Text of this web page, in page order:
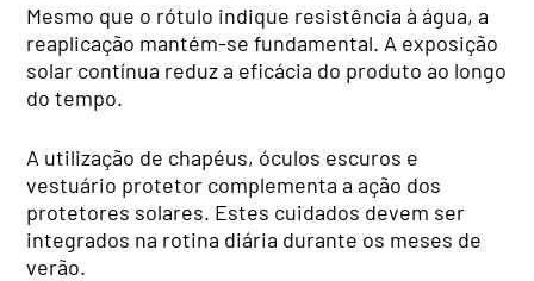
Mesmo que o rótulo indique resistência à água, a
reaplicação mantém-se fundamental. A exposição
solar contínua reduz a eficácia do produto ao longo
do tempo.
A utilização de chapéus, óculos escuros e
vestuário protetor complementa a ação dos
protetores solares. Estes cuidados devem ser
integrados na rotina diária durante os meses de
verão.